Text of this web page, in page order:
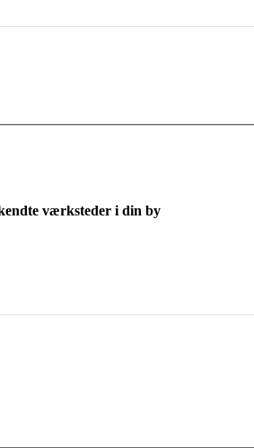
værksteder i din by